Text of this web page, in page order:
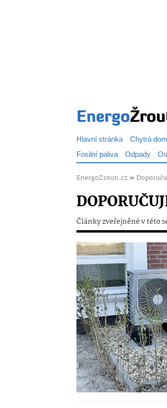
Hlavní stránka Chytrá
Fosilní paliva Odpady
EnergoZrouti.cz»
Články zveřejněné v této